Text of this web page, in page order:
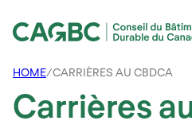
HOME/CARRIÈRES AU CBDCA
Carrières